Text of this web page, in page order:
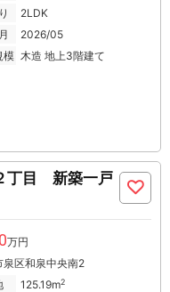
2LDK
2026/05
模 木造 地上3階建て
丁目 新築一戸
万円
泉区和泉中央南2
125.19m2